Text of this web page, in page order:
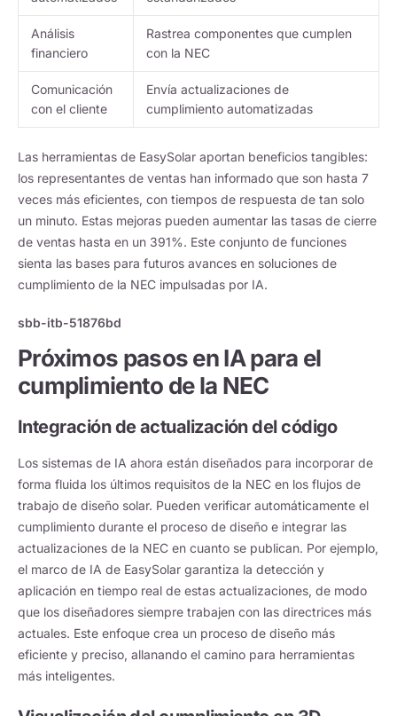
Análisis
financiero
Rastrea componentes que cumplen
con la NEC
Comunicación
con el cliente
Envía actualizaciones de
cumplimiento automatizadas
Las herramientas de EasySolar aportan beneficios tangibles:
los representantes de ventas han informado que son hasta 7
veces más eficientes, con tiempos de respuesta de tan solo
un minuto. Estas mejoras pueden aumentar las tasas de cierre
de ventas hasta en un 391%. Este conjunto de funciones
sienta las bases para futuros avances en soluciones de
cumplimiento de la NEC impulsadas por IA.
sbb-itb-51876bd
Próximos pasos en IA para el
cumplimiento de la NEC
Integración de actualización del código
Los sistemas de IA ahora están diseñados para incorporar de
forma fluida los últimos requisitos de la NEC en los flujos de
trabajo de diseño solar. Pueden verificar automáticamente el
cumplimiento durante el proceso de diseño e integrar las
actualizaciones de la NEC en cuanto se publican. Por ejemplo,
el marco de IA de EasySolar garantiza la detección y
aplicación en tiempo real de estas actualizaciones, de modo
que los diseñadores siempre trabajen con las directrices más
actuales. Este enfoque crea un proceso de diseño más
eficiente y preciso, allanando el camino para herramientas
más inteligentes.